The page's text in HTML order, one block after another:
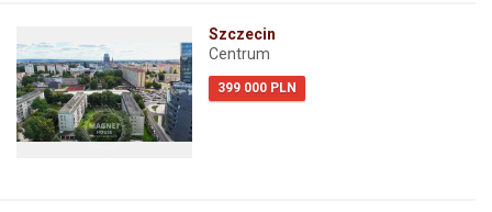
Szczecin
Centrum
399 000 PLN